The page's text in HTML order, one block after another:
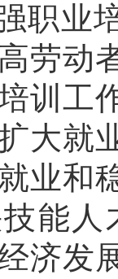
职业
劳动
训工
大就
业和
能
济发